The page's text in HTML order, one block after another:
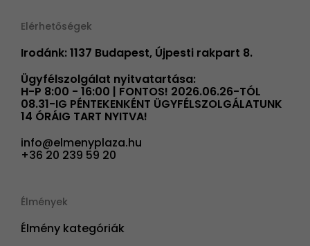
Elérhetőségek
Irodánk: 1137 Budapest, Újpesti rakpart 8.
Ügyfélszolgálat nyitvatartása:
H-P 8:00 - 16:00 | FONTOS! 2026.06.26-TÓL
08.31-IG PÉNTEKENKÉNT ÜGYFÉLSZOLGÁLATUNK
14 ÓRÁIG TART NYITVA!
info@elmenyplaza.hu
+36 20 239 59 20
Élmények
Élmény kategóriák